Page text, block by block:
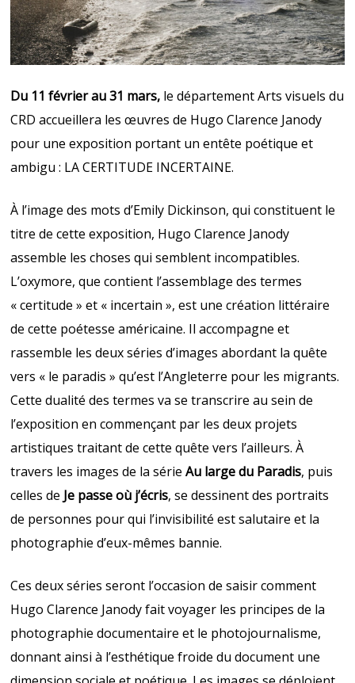
Du 11 février au 31 mars, le département Arts visuels du
CRD accueillera les œuvres de Hugo Clarence Janody
pour une exposition portant un entête poétique et
ambigu : LA CERTITUDE INCERTAINE.
À l’image des mots d’Emily Dickinson, qui constituent le
titre de cette exposition, Hugo Clarence Janody
assemble les choses qui semblent incompatibles.
L’oxymore, que contient l’assemblage des termes
« certitude » et « incertain », est une création littéraire
de cette poétesse américaine. Il accompagne et
rassemble les deux séries d’images abordant la quête
vers « le paradis » qu’est l’Angleterre pour les migrants.
Cette dualité des termes va se transcrire au sein de
l’exposition en commençant par les deux projets
artistiques traitant de cette quête vers l’ailleurs. À
travers les images de la sérieAu large du Paradis, puis
celles de Je passe où j’écris, se dessinent des portraits
de personnes pour qui l’invisibilité est salutaire et la
photographie d’eux-mêmes bannie.
Ces deux séries seront l’occasion de saisir comment
Hugo Clarence Janody fait voyager les principes de la
photographie documentaire et le photojournalisme,
donnant ainsi à l’esthétique froide du document une